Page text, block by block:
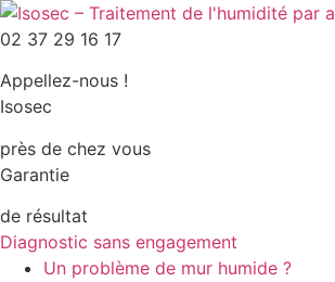
Aller
au
02 37 29 16 17
Appellez-nous !
Isosec
près de chez vous
Garantie
de résultat
Diagnostic sans engagement
Un problème de mur humide ?